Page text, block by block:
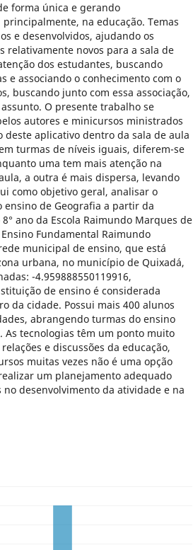
forma única e gerando
na educação. Temas
e desenvolvidos, ajudando os
relativamente novos para a sala de
dos estudantes, buscando
e associando o conhecimento com o
buscando junto com essa associação,
O presente trabalho se
autores e minicursos ministrados
deste aplicativo dentro da sala de aula
turmas de níveis iguais, diferem-se
uma tem mais atenção na
a outra é mais dispersa, levando
como objetivo geral, analisar o
ensino de Geografia a partir da
ano da Escola Raimundo Marques de
Fundamental Raimundo
municipal de ensino, que está
urbana, no município de Quixadá,
-4.959888550119916,
de ensino é considerada
da cidade. Possui mais 400 alunos
abrangendo turmas do ensino
tecnologias têm um ponto muito
e discussões da educação,
muitas vezes não é uma opção
um planejamento adequado
desenvolvimento da atividade e na